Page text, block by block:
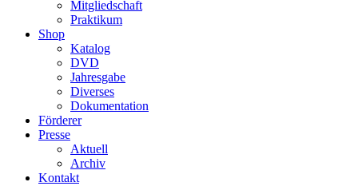
Mitgliedschaft
Praktikum
Shop
Katalog
DVD
Jahresgabe
Diverses
Dokumentation
Förderer
Presse
Aktuell
Archiv
Kontakt